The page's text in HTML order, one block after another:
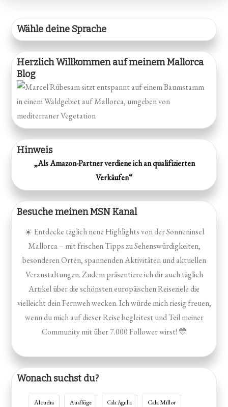
Wähle deine Sprache
Herzlich Willkommen auf meinem Mallorca
Blog
Hinweis
„Als Amazon-Partner verdiene ich an qualifizierten
Verkäufen“
Besuche meinen MSN Kanal
☀️ Entdecke täglich neue Highlights von der Sonneninsel
Mallorca – mit frischen Tipps zu Sehenswürdigkeiten,
besonderen Orten, spannenden Aktivitäten und aktuellen
Veranstaltungen. Zudem präsentiere ich dir auch täglich
Artikel über die schönsten europäischen Reiseziele die
vielleicht dein Fernweh wecken. Ich würde mich riesig freuen,
wenn du mich auf dieser Reise begleitest und Teil meiner
Community mit über 7.000 Follower wirst! 💛
Wonach suchst du?
Alcudia Ausflüge Cala Agulla Cala Millor